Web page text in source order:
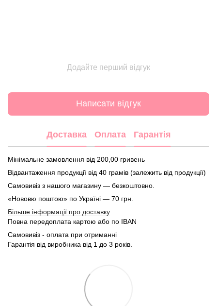
Додайте перший відгук
Написати відгук
Доставка Оплата Гарантія
Мінімальне замовлення від 200,00 гривень
Відвантаження продукції від 40 грамів (залежить від продукції)
Самовивіз з нашого магазину — безкоштовно.
«Нововю поштою» по Україні — 70 грн.
Більше інформації про доставку
Повна передоплата картою або по IBAN
Самовивіз - оплата при отриманні
Гарантія від виробника від 1 до 3 років.